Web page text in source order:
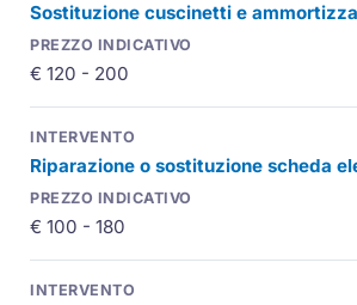
Sostituzione cuscinetti e
€ 120 - 200
Riparazione o sostituzione scheda
€ 100 - 180